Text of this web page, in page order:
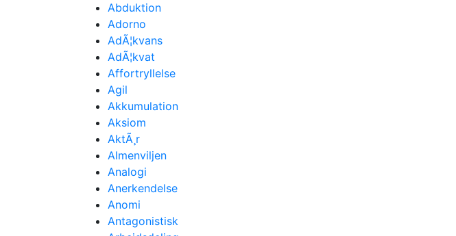
Abduktion
Adorno
AdÃ¦kvans
AdÃ¦kvat
Affortryllelse
Agil
Akkumulation
Aksiom
AktÃ¸r
Almenviljen
Analogi
Anerkendelse
Anomi
Antagonistisk